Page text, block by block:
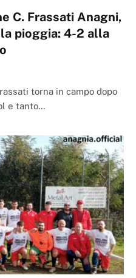
C. Frassati Anagni,
pioggia: 4-2 alla
torna in campo dopo
e tanto…